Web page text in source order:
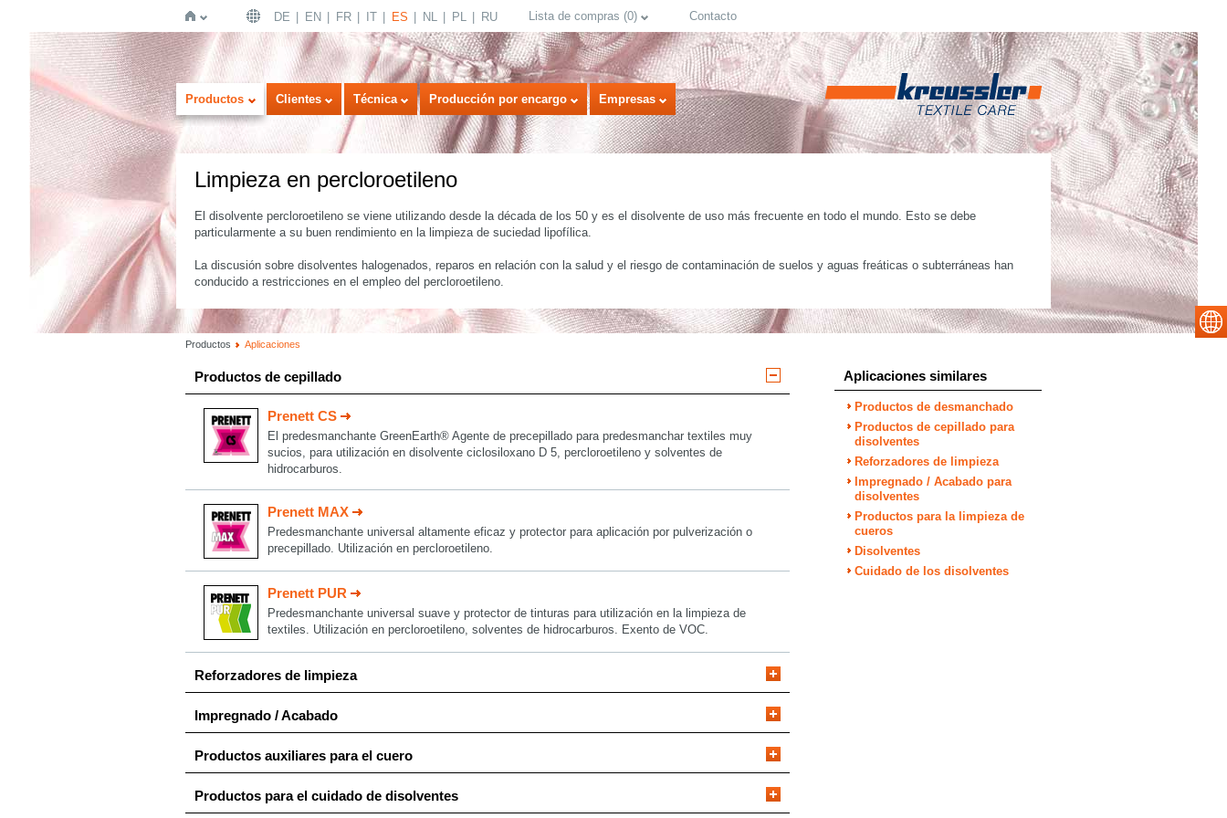
Inicio
DE EN FR IT ES NL PL RU Lista de compras (0) Contacto
Productos Clientes Técnica Producción por encargo Empresas
Limpieza en percloroetileno
El disolvente percloroetileno se viene utilizando desde la década de los 50 y es el disolvente de uso más frecuente en todo el mundo. Esto se debe
particularmente a su buen rendimiento en la limpieza de suciedad lipofílica.
La discusión sobre disolventes halogenados, reparos en relación con la salud y el riesgo de contaminación de suelos y aguas freáticas o subterráneas han
conducido a restricciones en el empleo del percloroetileno.
Productos Aplicaciones
Productos de cepillado
Prenett CS
El predesmanchante GreenEarth® Agente de precepillado para predesmanchar textiles muy
sucios, para utilización en disolvente ciclosiloxano D 5, percloroetileno y solventes de
hidrocarburos.
Prenett MAX
Predesmanchante universal altamente eficaz y protector para aplicación por pulverización o
precepillado. Utilización en percloroetileno.
Prenett PUR
Predesmanchante universal suave y protector de tinturas para utilización en la limpieza de
textiles. Utilización en percloroetileno, solventes de hidrocarburos. Exento de VOC.
Reforzadores de limpieza
Impregnado / Acabado
Productos auxiliares para el cuero
Productos para el cuidado de disolventes
Aplicaciones similares
Productos de desmanchado
Productos de cepillado para
disolventes
Reforzadores de limpieza
Impregnado / Acabado para
disolventes
Productos para la limpieza de
cueros
Disolventes
Cuidado de los disolventes
select language